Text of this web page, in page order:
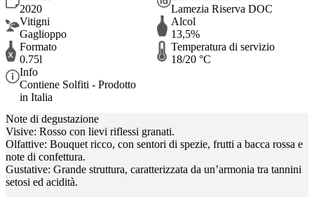
2020
Lamezia Riserva DOC
Vitigni
Gaglioppo
Alcol
13,5%
Formato
0.75l
Temperatura di servizio
18/20 °C
Info
Contiene Solfiti - Prodotto
in Italia
Note di degustazione
Visive: Rosso con lievi riflessi granati.
Olfattive: Bouquet ricco, con sentori di spezie, frutti a bacca rossa e
note di confettura.
Gustative: Grande struttura, caratterizzata da un’armonia tra tannini
setosi ed acidità.